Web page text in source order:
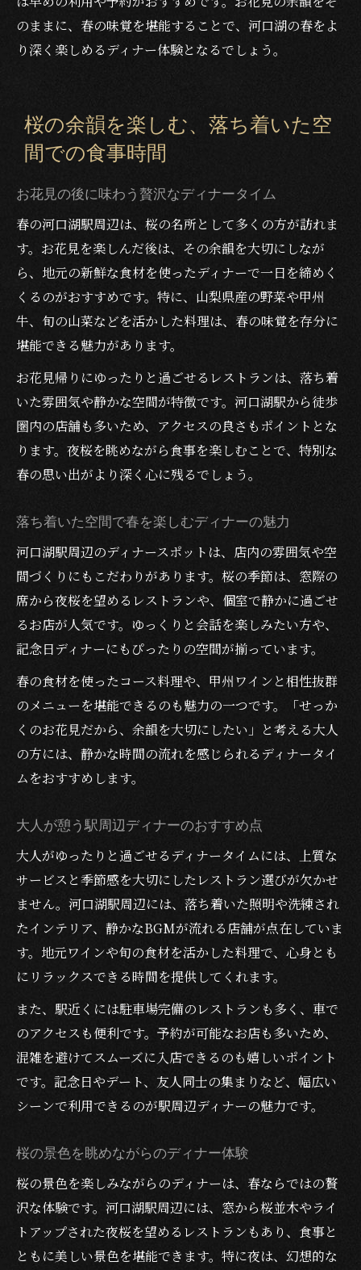
のままに、春の味覚を堪能することで、河口湖の春をよ
り深く楽しめるディナー体験となるでしょう。
桜の余韻を楽しむ、落ち着いた空
間での食事時間
お花見の後に味わう贅沢なディナータイム
春の河口湖駅周辺は、桜の名所として多くの方が訪れま
す。お花見を楽しんだ後は、その余韻を大切にしなが
ら、地元の新鮮な食材を使ったディナーで一日を締めく
くるのがおすすめです。特に、山梨県産の野菜や甲州
牛、旬の山菜などを活かした料理は、春の味覚を存分に
堪能できる魅力があります。
お花見帰りにゆったりと過ごせるレストランは、落ち着
いた雰囲気や静かな空間が特徴です。河口湖駅から徒歩
圏内の店舗も多いため、アクセスの良さもポイントとな
ります。夜桜を眺めながら食事を楽しむことで、特別な
春の思い出がより深く心に残るでしょう。
落ち着いた空間で春を楽しむディナーの魅力
河口湖駅周辺のディナースポットは、店内の雰囲気や空
間づくりにもこだわりがあります。桜の季節は、窓際の
席から夜桜を望めるレストランや、個室で静かに過ごせ
るお店が人気です。ゆっくりと会話を楽しみたい方や、
記念日ディナーにもぴったりの空間が揃っています。
春の食材を使ったコース料理や、甲州ワインと相性抜群
のメニューを堪能できるのも魅力の一つです。「せっか
くのお花見だから、余韻を大切にしたい」と考える大人
の方には、静かな時間の流れを感じられるディナータイ
ムをおすすめします。
大人が憩う駅周辺ディナーのおすすめ点
大人がゆったりと過ごせるディナータイムには、上質な
サービスと季節感を大切にしたレストラン選びが欠かせ
ません。河口湖駅周辺には、落ち着いた照明や洗練され
たインテリア、静かなBGMが流れる店舗が点在していま
す。地元ワインや旬の食材を活かした料理で、心身とも
にリラックスできる時間を提供してくれます。
また、駅近くには駐車場完備のレストランも多く、車で
のアクセスも便利です。予約が可能なお店も多いため、
混雑を避けてスムーズに入店できるのも嬉しいポイント
です。記念日やデート、友人同士の集まりなど、幅広い
シーンで利用できるのが駅周辺ディナーの魅力です。
桜の景色を眺めながらのディナー体験
桜の景色を楽しみながらのディナーは、春ならではの贅
沢な体験です。河口湖駅周辺には、窓から桜並木やライ
トアップされた夜桜を望めるレストランもあり、食事と
ともに美しい景色を堪能できます。特に夜は、幻想的な